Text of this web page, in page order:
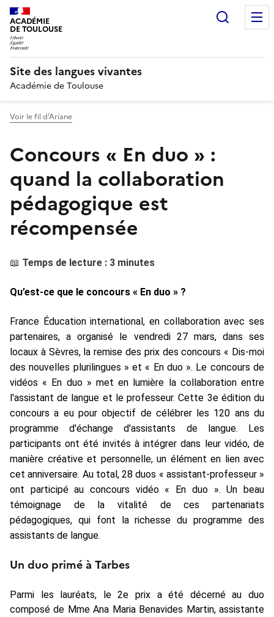
ACADÉMIE
DE TOULOUSE
Site des langues vivantes
Académie de Toulouse
Voir le fil d’Ariane
Concours « En duo » :
quand la collaboration
pédagogique est
récompensée
📖 Temps de lecture : 3 minutes
Qu’est-ce que le concours « En duo » ?
France Éducation international, en collaboration avec ses
partenaires, a organisé le vendredi 27 mars, dans ses
locaux à Sèvres, la remise des prix des concours « Dis-moi
des nouvelles plurilingues » et « En duo ». Le concours de
vidéos « En duo » met en lumière la collaboration entre
l'assistant de langue et le professeur. Cette 3e édition du
concours a eu pour objectif de célébrer les 120 ans du
programme d'échange d'assistants de langue. Les
participants ont été invités à intégrer dans leur vidéo, de
manière créative et personnelle, un élément en lien avec
cet anniversaire. Au total, 28 duos « assistant-professeur »
ont participé au concours vidéo « En duo ». Un beau
témoignage de la vitalité de ces partenariats
pédagogiques, qui font la richesse du programme des
assistants de langue.
Un duo primé à Tarbes
Parmi les lauréats, le 2e prix a été décerné au duo
composé de Mme Ana Maria Benavides Martin, assistante